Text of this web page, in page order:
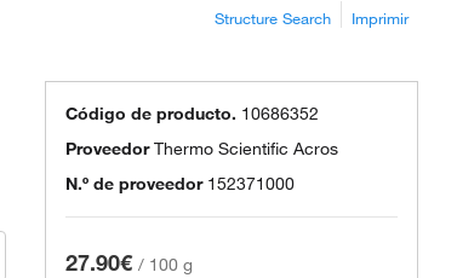
Structure Search Imprimir
Código de producto. 10686352
ProveedorThermo Scientific Acros
N.º de proveedor 152371000
27.90€ / 100 g